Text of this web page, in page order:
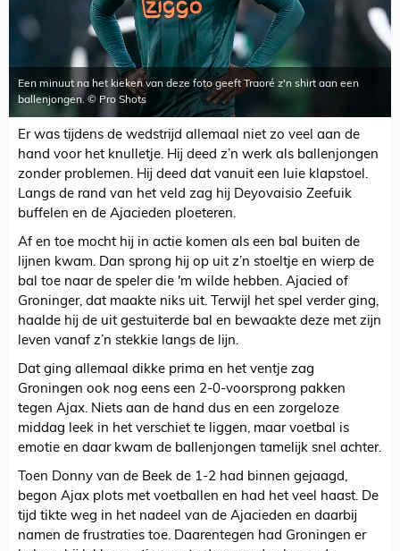
Een minuut na het kieken van deze foto geeft Traoré z'n shirt aan een
ballenjongen. © Pro Shots
Er was tijdens de wedstrijd allemaal niet zo veel aan de
hand voor het knulletje. Hij deed z’n werk als ballenjongen
zonder problemen. Hij deed dat vanuit een luie klapstoel.
Langs de rand van het veld zag hij Deyovaisio Zeefuik
buffelen en de Ajacieden ploeteren.
Af en toe mocht hij in actie komen als een bal buiten de
lijnen kwam. Dan sprong hij op uit z’n stoeltje en wierp de
bal toe naar de speler die 'm wilde hebben. Ajacied of
Groninger, dat maakte niks uit. Terwijl het spel verder ging,
haalde hij de uit gestuiterde bal en bewaakte deze met zijn
leven vanaf z’n stekkie langs de lijn.
Dat ging allemaal dikke prima en het ventje zag
Groningen ook nog eens een 2-0-voorsprong pakken
tegen Ajax. Niets aan de hand dus en een zorgeloze
middag leek in het verschiet te liggen, maar voetbal is
emotie en daar kwam de ballenjongen tamelijk snel achter.
Toen Donny van de Beek de 1-2 had binnen gejaagd,
begon Ajax plots met voetballen en had het veel haast. De
tijd tikte weg in het nadeel van de Ajacieden en daarbij
namen de frustraties toe. Daarentegen had Groningen er